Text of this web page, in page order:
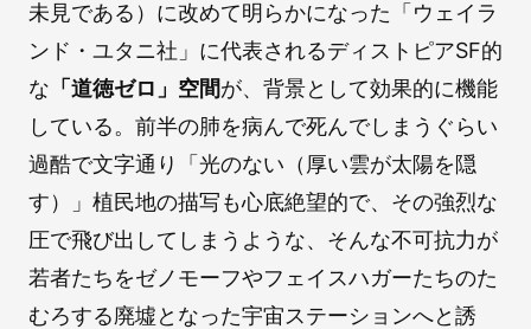
未見である）に改めて明らかになった「ウェイラ
ンド・ユタニ社」に代表されるディストピアSF的
な 「道徳ゼロ」空間が、背景として効果的に機能
している。前半の肺を病んで死んでしまうぐらい
過酷で文字通り「光のない（厚い雲が太陽を隠
す）」植民地の描写も心底絶望的で、その強烈な
圧で飛び出してしまうような、そんな不可抗力が
若者たちをゼノモーフやフェイスハガーたちのた
むろする廃墟となった宇宙ステーションへと誘